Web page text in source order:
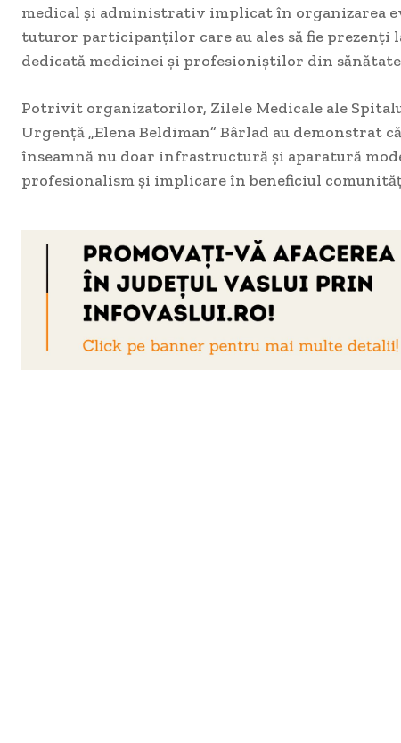
medical și administrativ implicat în organizarea
tuturor participanților care au ales să fie prezenți
dedicată medicinei și profesioniștilor din
Potrivit organizatorilor, Zilele Medicale ale
Urgență „Elena Beldiman” Bârlad au demonstrat
înseamnă nu doar infrastructură și aparatură
profesionalism și implicare în beneficiul